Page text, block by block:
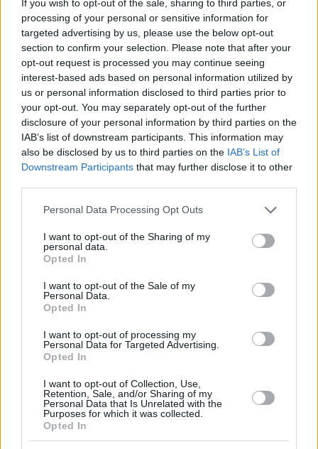
If you wish to opt-out of the sale, sharing to third parties, or
processing of your personal or sensitive information for
targeted advertising by us, please use the below opt-out
section to confirm your selection. Please note that after your
opt-out request is processed you may continue seeing
interest-based ads based on personal information utilized by
us or personal information disclosed to third parties prior to
your opt-out. You may separately opt-out of the further
disclosure of your personal information by third parties on the
IAB’s list of downstream participants. This information may
also be disclosed by us to third parties on the IAB’s List of
Downstream Participants that may further disclose it to other
Please note that this website/app uses one or more Google
not limited to your visit or usage behaviour. You may click to
grant or deny consent to Google and its third-party tags to
use your data for below specified purposes in below Google
consent section.
Personal Data Processing Opt Outs
I want to opt-out of the Sharing of my
personal data.
Opted In
I want to opt-out of the Sale of my
Personal Data.
Opted In
I want to opt-out of processing my
Personal Data for Targeted Advertising.
Opted In
I want to opt-out of Collection, Use,
Retention, Sale, and/or Sharing of my
Personal Data that Is Unrelated with the
Purposes for which it was collected.
Opted In